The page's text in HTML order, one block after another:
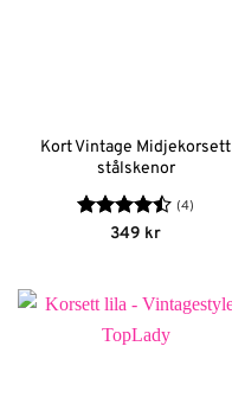
Kort Vintage Midjekorsett
stålskenor
Betygsatt
(4)
349 kr